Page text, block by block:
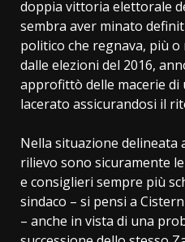
doppia vittoria elettorale
sembra aver minato
politico che regnava, più
dalle elezioni del 2016,
approfittò delle macerie di
lacerato assicurandosi il
Nella situazione delineata
rilievo sono sicuramente
e consiglieri sempre più
sindaco – si pensi a
– anche in vista di una